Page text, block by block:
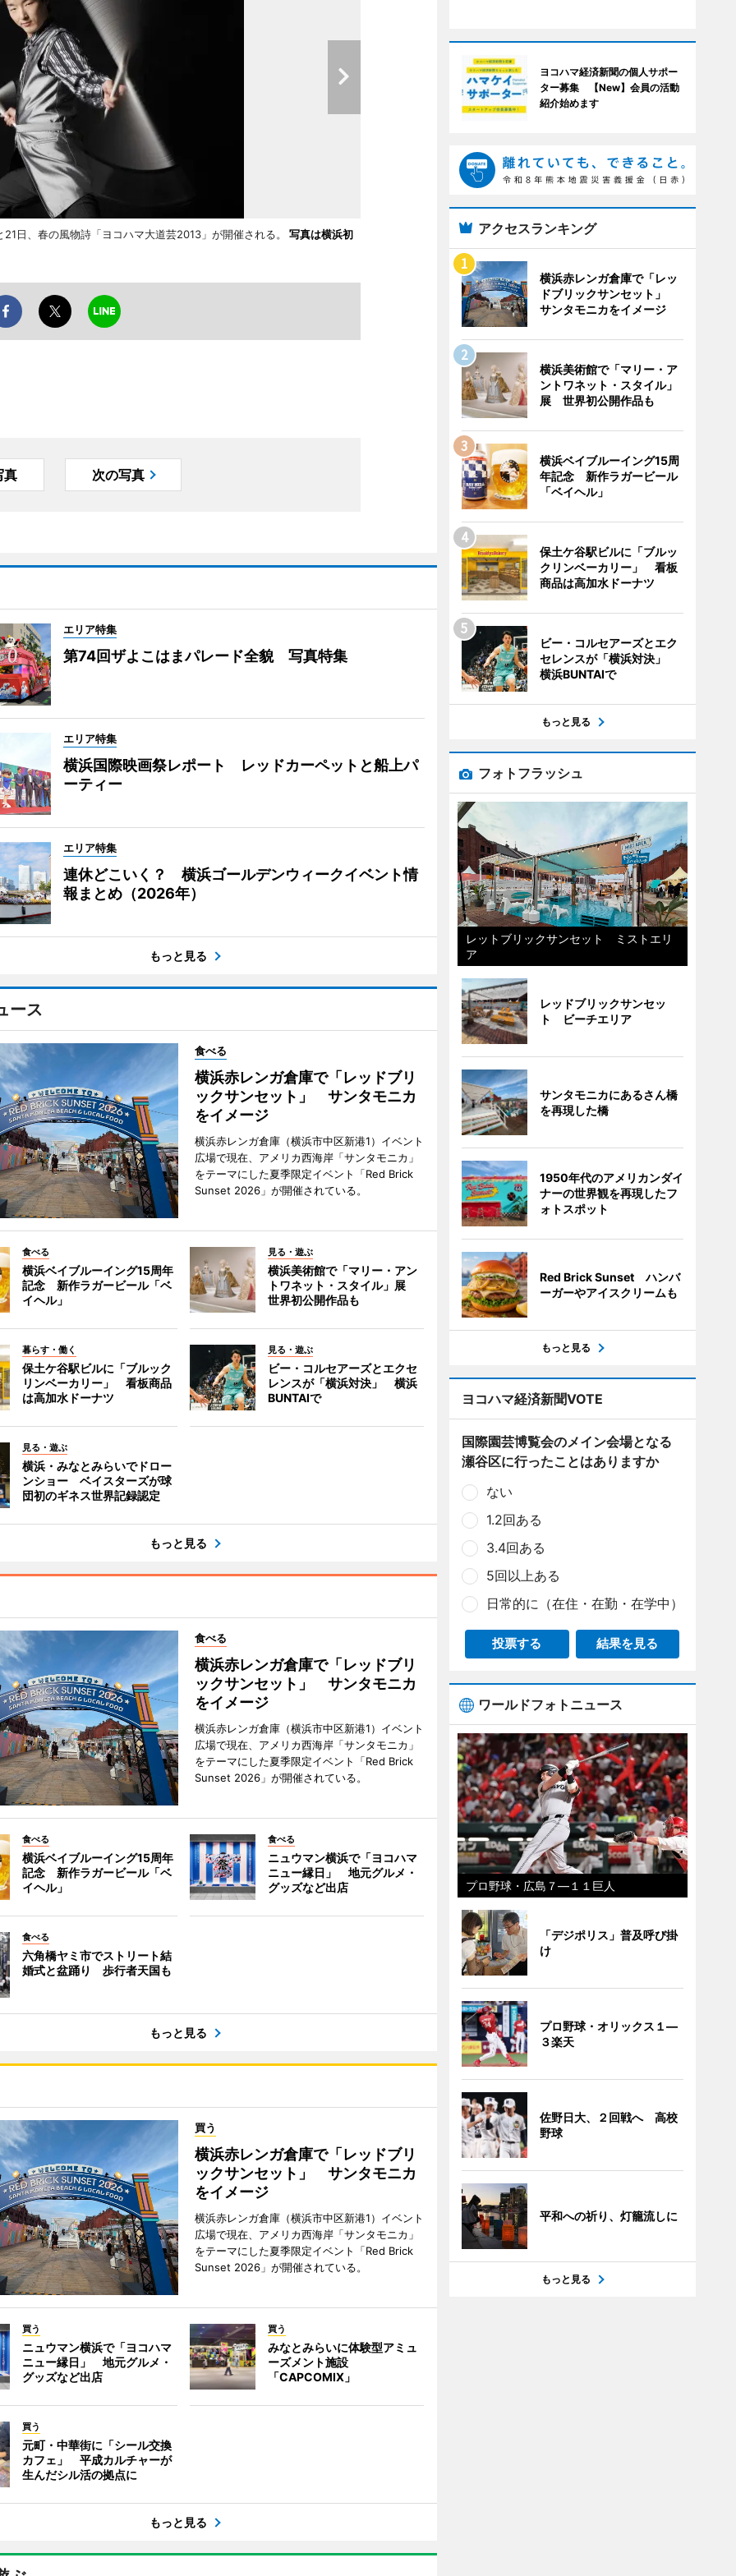
日、春の風物詩「ヨコハマ大道芸2013」が開催される。 写真は横浜初
真 次の写真
エリア特集
第74回ザよこはまパレード全貌 写真特集
エリア特集
横浜国際映画祭レポート レッドカーペットと船上パ
ーティー
エリア特集
連休どこいく？ 横浜ゴールデンウィークイベント情
報まとめ（2026年）
もっと見る
ース
食べる
横浜赤レンガ倉庫で「レッドブリ
ックサンセット」 サンタモニカ
をイメージ
横浜赤レンガ倉庫（横浜市中区新港1）イベント
広場で現在、アメリカ西海岸「サンタモニカ」
をテーマにした夏季限定イベント「Red Brick
Sunset 2026」が開催されている。
食べる
横浜ベイブルーイング15周年
記念 新作ラガービール「ベ
イヘル」
見る・遊ぶ
横浜美術館で「マリー・アン
トワネット・スタイル」展
世界初公開作品も
暮らす・働く
保土ケ谷駅ビルに「ブルック
リンベーカリー」 看板商品
は高加水ドーナツ
見る・遊ぶ
ビー・コルセアーズとエクセ
レンスが「横浜対決」 横浜
BUNTAIで
見る・遊ぶ
横浜・みなとみらいでドロー
ンショー ベイスターズが球
団初のギネス世界記録認定
もっと見る
食べる
横浜赤レンガ倉庫で「レッドブリ
ックサンセット」 サンタモニカ
をイメージ
横浜赤レンガ倉庫（横浜市中区新港1）イベント
広場で現在、アメリカ西海岸「サンタモニカ」
をテーマにした夏季限定イベント「Red Brick
Sunset 2026」が開催されている。
食べる
横浜ベイブルーイング15周年
記念 新作ラガービール「ベ
イヘル」
食べる
ニュウマン横浜で「ヨコハマ
ニュー縁日」 地元グルメ・
グッズなど出店
食べる
六角橋ヤミ市でストリート結
婚式と盆踊り 歩行者天国も
もっと見る
買う
横浜赤レンガ倉庫で「レッドブリ
ックサンセット」 サンタモニカ
をイメージ
横浜赤レンガ倉庫（横浜市中区新港1）イベント
広場で現在、アメリカ西海岸「サンタモニカ」
をテーマにした夏季限定イベント「Red Brick
Sunset 2026」が開催されている。
買う
ニュウマン横浜で「ヨコハマ
ニュー縁日」 地元グルメ・
グッズなど出店
買う
みなとみらいに体験型アミュ
ーズメント施設
「CAPCOMIX」
買う
元町・中華街に「シール交換
カフェ」 平成カルチャーが
生んだシル活の拠点に
もっと見る
ヨコハマ経済新聞の個人サポー
ター募集 【New】会員の活動
紹介始めます
アクセスランキング
横浜赤レンガ倉庫で「レッ
ドブリックサンセット」
サンタモニカをイメージ
横浜美術館で「マリー・ア
ントワネット・スタイル」
展 世界初公開作品も
横浜ベイブルーイング15周
年記念 新作ラガービール
「ベイヘル」
保土ケ谷駅ビルに「ブルッ
クリンベーカリー」 看板
商品は高加水ドーナツ
ビー・コルセアーズとエク
セレンスが「横浜対決」
横浜BUNTAIで
もっと見る
フォトフラッシュ
レットブリックサンセット ミストエリ
ア
レッドブリックサンセッ
ト ビーチエリア
サンタモニカにあるさん橋
を再現した橋
1950年代のアメリカンダイ
ナーの世界観を再現したフ
ォトスポット
Red Brick Sunset ハンバ
ーガーやアイスクリームも
もっと見る
ヨコハマ経済新聞VOTE
国際園芸博覧会のメイン会場となる
瀬谷区に行ったことはありますか
ない
1.2回ある
3.4回ある
5回以上ある
日常的に（在住・在勤・在学中）
投票する 結果を見る
ワールドフォトニュース
プロ野球・広島７―１１巨人
「デジポリス」普及呼び掛
け
プロ野球・オリックス１―
３楽天
佐野日大、２回戦へ 高校
野球
平和への祈り、灯籠流しに
もっと見る